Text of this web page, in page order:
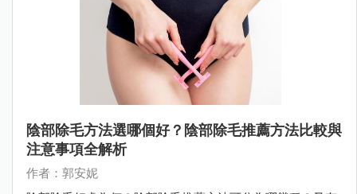
陰部除毛方法選哪個好？陰部除毛推薦方法比較與
注意事項全解析
作者：郭安妮